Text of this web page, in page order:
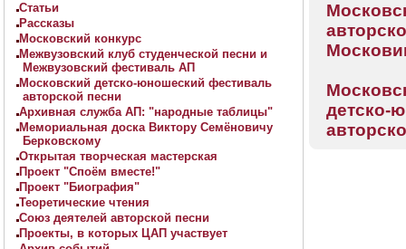
Статьи
Рассказы
Московский конкурс
Межвузовский клуб студенческой песни и
Межвузовский фестиваль АП
Московский детско-юношеский фестиваль
авторской песни
Архивная служба АП: "народные таблицы"
Мемориальная доска Виктору Семёновичу
Берковскому
Открытая творческая мастерская
Проект "Споём вместе!"
Проект "Биография"
Теоретические чтения
Союз деятелей авторской песни
Проекты, в которых ЦАП участвует
детско-